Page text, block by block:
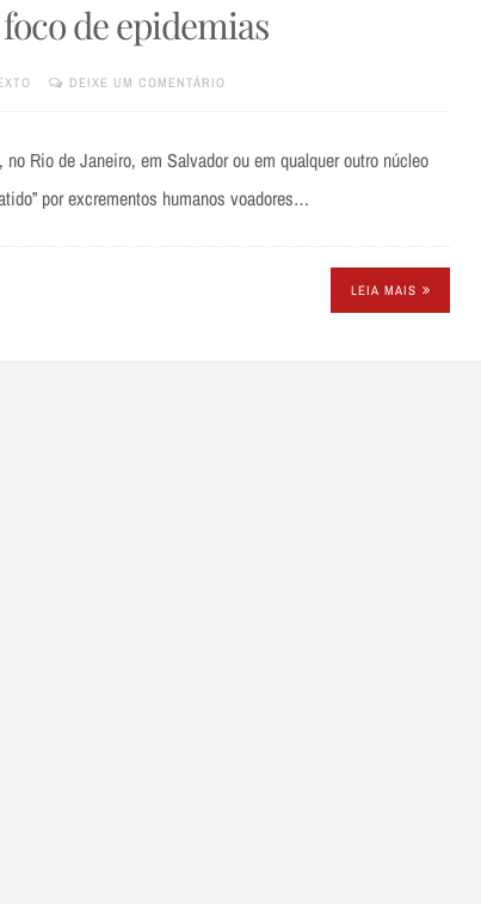
de epidemias
DEIXE UM COMENTÁRIO
Rio de Janeiro, em Salvador ou em qualquer outro núcleo
por excrementos humanos voadores…
LEIA MAIS